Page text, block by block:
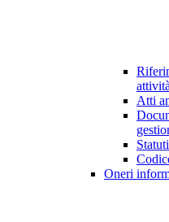
attività
Atti
Oneri